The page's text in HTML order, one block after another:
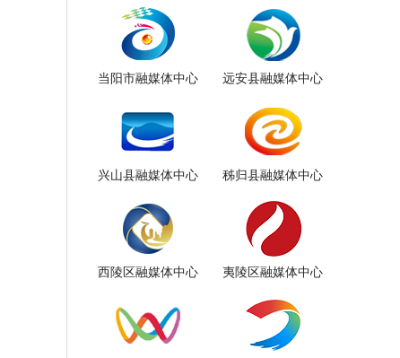
当阳市融媒体中心 远安县融媒体中心
兴山县融媒体中心 秭归县融媒体中心
西陵区融媒体中心 夷陵区融媒体中心